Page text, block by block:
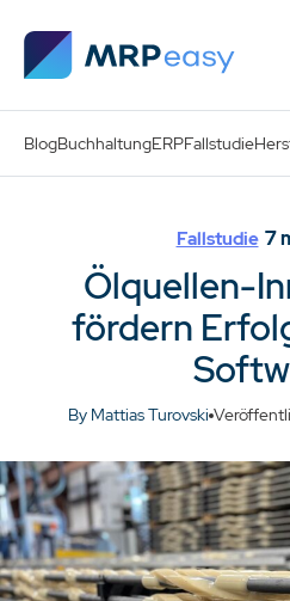
BlogBuchhaltungERPFallstudie
Fallstudie 7
Ölquellen-
fördern
By Mattias Turovski